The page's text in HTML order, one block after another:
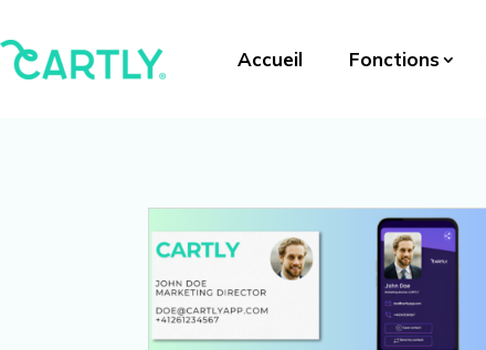
Accueil Fonctions